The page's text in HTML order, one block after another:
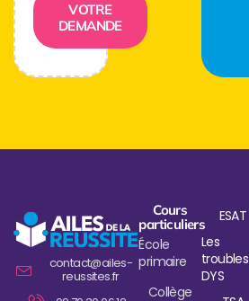
VOTRE
DEMANDE
contact@ailes-
reussites.fr
Cours
particuliers
École
primaire
Collège
ESAT
Les
troubles
DYS